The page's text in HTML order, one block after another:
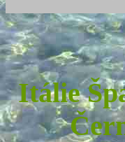
Itálie